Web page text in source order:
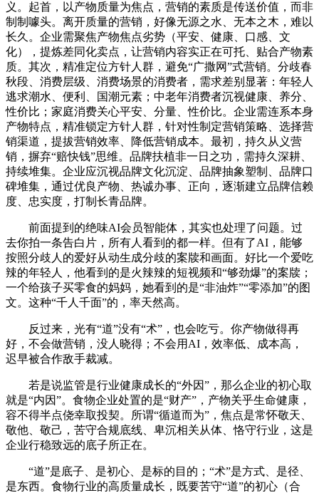
义。起首，以产物质量为焦点，营销的素质是传送价值，而非
制制噱头。离开质量的营销，好像无源之水、无本之木，难以
长久。企业需聚焦产物焦点劣势（平安、健康、口感、文
化），提炼差同化卖点，让营销内容实正在可托、贴合产物素
质。其次，精准定位方针人群，避免“广撒网”式营销。分歧春
秋段、消费层级、消费场景的消费者，需求差别显著：年轻人
逃求潮水、便利、国潮元素；中老年消费者沉视健康、养分、
性价比；家庭消费关心平安、分量、性价比。企业需连系本身
产物特点，精准锁定方针人群，针对性制定营销策略、选择营
销渠道，提拔营销效率、降低营销成本。最初，持久从义营
销，摒弃“赔快钱”思维。品牌扶植非一日之功，需持久深耕、
持续堆集。企业应沉视品牌文化沉淀、品牌抽象塑制、品牌口
碑堆集，通过优良产物、热诚办事、正向，逐渐建立品牌信赖
度、忠实度，打制长青品牌。
前面提到的绝味AI会员智能体，其实也处理了问题。过
去你拍一条告白片，所有人看到的都一样。但有了AI，能够
按照分歧人的爱好从动生成分歧的案牍和画面。好比一个爱吃
辣的年轻人，他看到的是火辣辣的短视频和“够劲爆”的案牍；
一个给孩子买零食的妈妈，她看到的是“非油炸”“零添加”的图
文。这种“千人千面”的，率天然高。
反过来，光有“道”没有“术”，也会吃亏。你产物做得再
好，不会做营销，没人晓得；不会用AI，效率低、成本高，
迟早被合作敌手裁减。
若是说监管是行业健康成长的“外因”，那么企业的初心取
就是“内因”。食物企业处置的是“财产”，产物关乎生命健康，
容不得半点侥幸取投契。所谓“循道而为”，焦点是常怀敬天、
敬他、敬己，苦守合规底线、卑沉相关从体、恪守行业，这是
企业行稳致远的底子所正在。
“道”是底子、是初心、是标的目的；“术”是方式、是径、
是东西。食物行业的高质量成长，既要苦守“道”的初心（合